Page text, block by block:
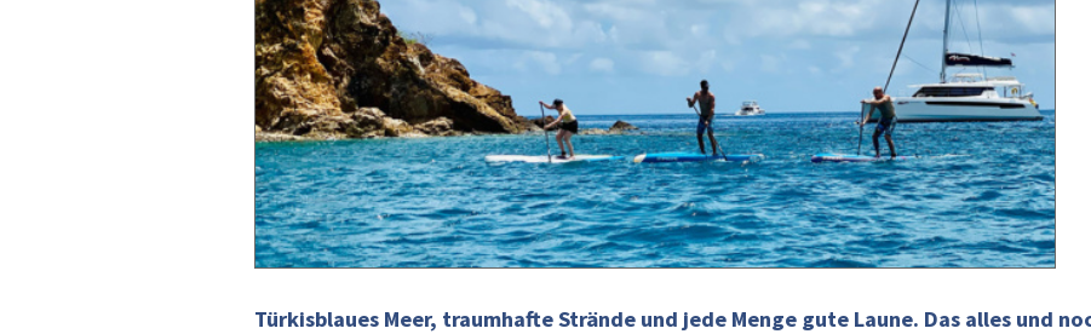
Türkisblaues Meer, traumhafte Strände und jede Menge gute Laune. Das alles und